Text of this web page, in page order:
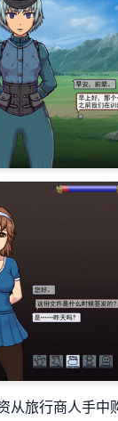
从旅行商人手中